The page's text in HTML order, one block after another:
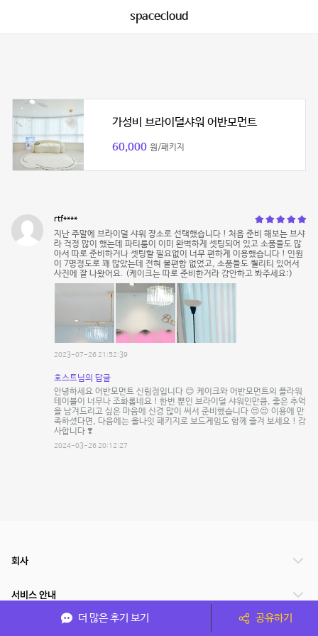
spacecloud
가성비 브라이덜샤워 어반모먼트
60,000 원/패키지
rtf****
지난 주말에 브라이덜 샤워 장소로 선택했습니다 ! 처음 준비 해보는 브샤
라 걱정 많이 했는데 파티룸이 이미 완벽하게 셋팅되어 있고 소품들도 많
아서 따로 준비하거나 셋팅할 필요없이 너무 편하게 이용했습니다 ! 인원
이 7명정도로 꽤 많았는데 전혀 불편함 없었고, 소품들도 퀄리티 있어서
사진에 잘 나왔어요. (케이크는 따로 준비한거라 감안하고 봐주세요:)
2023-07-26 21:52:39
호스트님의 답글
안녕하세요 어반모먼트 신림점입니다 😊 케이크와 어반모먼트의 플라워
테이블이 너무나 조화롭네요 ! 한번 뿐인 브라이덜 샤워인만큼, 좋은 추억
을 남겨드리고 싶은 마음에 신경 많이 써서 준비했습니다 😍😍 이용에 만
족하셨다면, 다음에는 올나잇 패키지로 보드게임도 함께 즐겨 보세요 ! 감
사합니다 ❣️
2024-03-26 20:12:27
더 많은 후기 보기 공유하기
회사
서비스 안내